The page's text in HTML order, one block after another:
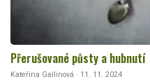
Přerušované půsty a hubnutí
Kateřina Gallinová · 11. 11. 2024